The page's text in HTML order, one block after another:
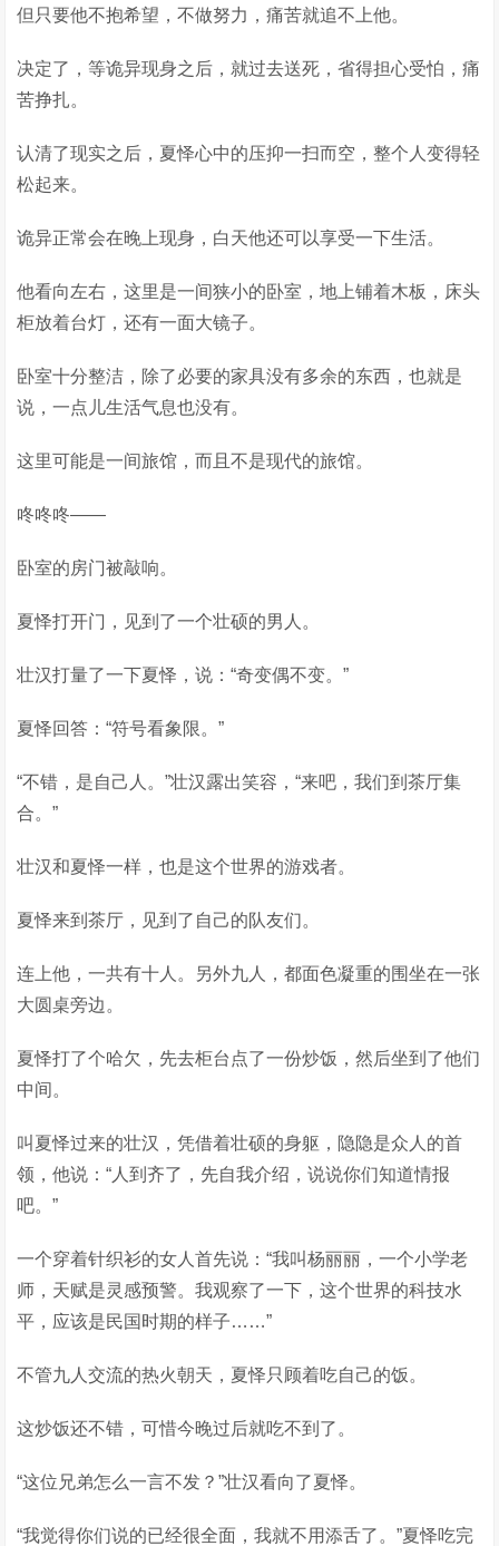
但只要他不抱希望，不做努力，痛苦就追不上他。
决定了，等诡异现身之后，就过去送死，省得担心受怕，痛
苦挣扎。
认清了现实之后，夏怿心中的压抑一扫而空，整个人变得轻
松起来。
诡异正常会在晚上现身，白天他还可以享受一下生活。
他看向左右，这里是一间狭小的卧室，地上铺着木板，床头
柜放着台灯，还有一面大镜子。
卧室十分整洁，除了必要的家具没有多余的东西，也就是
说，一点儿生活气息也没有。
这里可能是一间旅馆，而且不是现代的旅馆。
咚咚咚——
卧室的房门被敲响。
夏怿打开门，见到了一个壮硕的男人。
壮汉打量了一下夏怿，说：“奇变偶不变。”
夏怿回答：“符号看象限。”
“不错，是自己人。”壮汉露出笑容，“来吧，我们到茶厅集
合。”
壮汉和夏怿一样，也是这个世界的游戏者。
夏怿来到茶厅，见到了自己的队友们。
连上他，一共有十人。另外九人，都面色凝重的围坐在一张
大圆桌旁边。
夏怿打了个哈欠，先去柜台点了一份炒饭，然后坐到了他们
中间。
叫夏怿过来的壮汉，凭借着壮硕的身躯，隐隐是众人的首
领，他说：“人到齐了，先自我介绍，说说你们知道情报
吧。”
一个穿着针织衫的女人首先说：“我叫杨丽丽，一个小学老
师，天赋是灵感预警。我观察了一下，这个世界的科技水
平，应该是民国时期的样子……”
不管九人交流的热火朝天，夏怿只顾着吃自己的饭。
这炒饭还不错，可惜今晚过后就吃不到了。
“这位兄弟怎么一言不发？”壮汉看向了夏怿。
“我觉得你们说的已经很全面，我就不用添舌了。”夏怿吃完